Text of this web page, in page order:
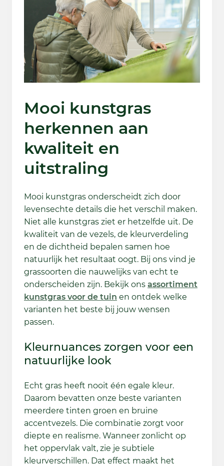
Mooi kunstgras
herkennen aan
kwaliteit en
uitstraling
Mooi kunstgras onderscheidt zich door
levensechte details die het verschil maken.
Niet alle kunstgras ziet er hetzelfde uit. De
kwaliteit van de vezels, de kleurverdeling
en de dichtheid bepalen samen hoe
natuurlijk het resultaat oogt. Bij ons vind je
grassoorten die nauwelijks van echt te
onderscheiden zijn. Bekijk ons assortiment
kunstgras voor de tuin en ontdek welke
varianten het beste bij jouw wensen
passen.
Kleurnuances zorgen voor een
natuurlijke look
Echt gras heeft nooit één egale kleur.
Daarom bevatten onze beste varianten
meerdere tinten groen en bruine
accentvezels. Die combinatie zorgt voor
diepte en realisme. Wanneer zonlicht op
het oppervlak valt, zie je subtiele
kleurverschillen. Dat effect maakt het